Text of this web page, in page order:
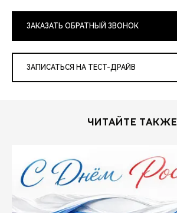
ЗАКАЗАТЬ ОБРАТНЫЙ ЗВОНОК
ЗАПИСАТЬСЯ НА ТЕСТ-ДРАЙВ
ЧИТАЙТЕ ТАКЖЕ